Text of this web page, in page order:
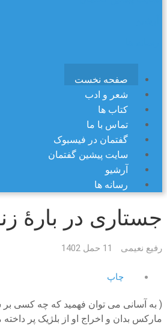
صفحه نخست
شعر و ادب
کتاب ها
تماس با ما
گفتمان در فیسبوک
سایت پیشین گفتمان
آرشیو
رسانه ها
جستاری در بارهٔ زندگی
رفیع نعیمی 11 حمل 1402
چاپ
مارکس بدان و اخراج او از بلژیک پر داخته می شود۰در سال 1848 دانش آموزان و کارگران خیابان های پاریس را سنگر بندی و مسدود نمودند و پاریس پایتخت